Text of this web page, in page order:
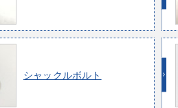
シャックルボルト